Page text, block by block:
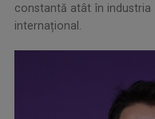
constantă atât în industria
internațional.